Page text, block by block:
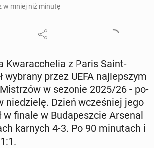
w mniej niż minutę
Kwa­rac­che­lia z Paris Saint-
wybrany przez UEFA naj­lep­szym
w sezonie 2025/26 - po­
nie­dzie­lę. Dzień wcze­śniej jego
w finale w Bu­da­pesz­cie Arsenal
karnych 4-3. Po 90 mi­nu­tach i